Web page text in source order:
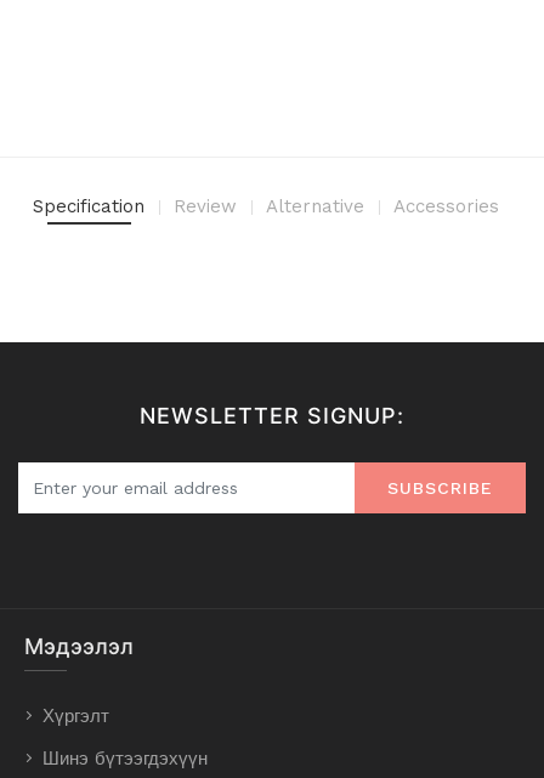
Specification Review Alternative Accessories
NEWSLETTER SIGNUP:
SUBSCRIBE
Мэдээлэл
Хүргэлт
Шинэ бүтээгдэхүүн